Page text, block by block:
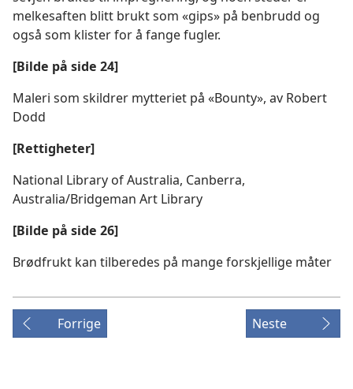
melkesaften blitt brukt som «gips» på benbrudd og
også som klister for å fange fugler.
[Bilde på side 24]
Maleri som skildrer mytteriet på «Bounty», av Robert
Dodd
[Rettigheter]
National Library of Australia, Canberra,
Australia/Bridgeman Art Library
[Bilde på side 26]
Brødfrukt kan tilberedes på mange forskjellige måter
Forrige Neste